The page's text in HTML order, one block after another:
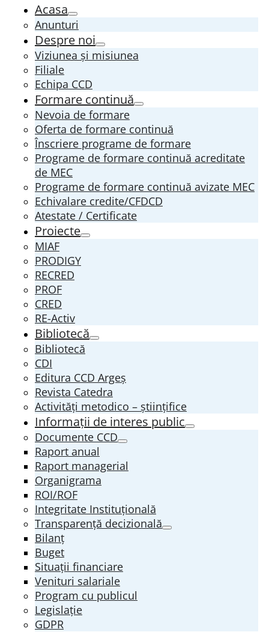
Acasa
Anunturi
Despre noi
Viziunea și misiunea
Filiale
Echipa CCD
Formare continuă
Nevoia de formare
Oferta de formare continuă
Înscriere programe de formare
Programe de formare continuă acreditate
de MEC
Programe de formare continuă avizate MEC
Echivalare credite/CFDCD
Atestate / Certificate
Proiecte
MIAF
PRODIGY
RECRED
PROF
CRED
RE-Activ
Bibliotecă
Bibliotecă
CDI
Editura CCD Argeş
Revista Catedra
Activități metodico – științifice
Informații de interes public
Documente CCD
Raport anual
Raport managerial
Organigrama
ROI/ROF
Integritate Instituțională
Transparenţă decizională
Bilanț
Buget
Situații financiare
Venituri salariale
Program cu publicul
Legislație
GDPR